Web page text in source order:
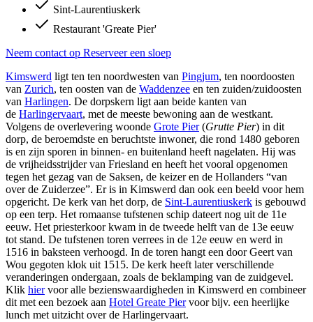
Sint-Laurentiuskerk
Restaurant 'Greate Pier'
Neem contact op Reserveer een sloep
Kimswerd ligt ten ten noordwesten van Pingjum, ten noordoosten
van Zurich, ten oosten van de Waddenzee en ten zuiden/zuidoosten
van Harlingen. De dorpskern ligt aan beide kanten van
de Harlingervaart, met de meeste bewoning aan de westkant.
Volgens de overlevering woonde Grote Pier(Grutte Pier) in dit
dorp, de beroemdste en beruchtste inwoner, die rond 1480 geboren
is en zijn sporen in binnen- en buitenland heeft nagelaten. Hij was
de vrijheidsstrijder van Friesland en heeft het vooral opgenomen
tegen het gezag van de Saksen, de keizer en de Hollanders “van
over de Zuiderzee”. Er is in Kimswerd dan ook een beeld voor hem
opgericht. De kerk van het dorp, de Sint-Laurentiuskerk is gebouwd
op een terp. Het romaanse tufstenen schip dateert nog uit de 11e
eeuw. Het priesterkoor kwam in de tweede helft van de 13e eeuw
tot stand. De tufstenen toren verrees in de 12e eeuw en werd in
1516 in baksteen verhoogd. In de toren hangt een door Geert van
Wou gegoten klok uit 1515. De kerk heeft later verschillende
veranderingen ondergaan, zoals de beklamping van de zuidgevel.
Klik hiervoor alle bezienswaardigheden in Kimswerd en combineer
dit met een bezoek aan Hotel Greate Piervoor bijv. een heerlijke
lunch met uitzicht over de Harlingervaart.